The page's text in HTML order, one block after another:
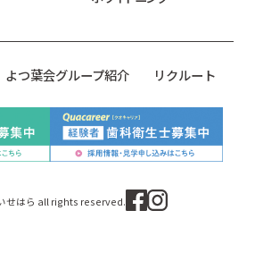
よつ葉会グループ紹介 リクルート
せはら all rights reserved.